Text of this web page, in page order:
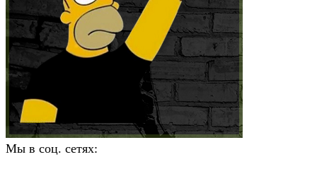
Мы в соц. сетях: